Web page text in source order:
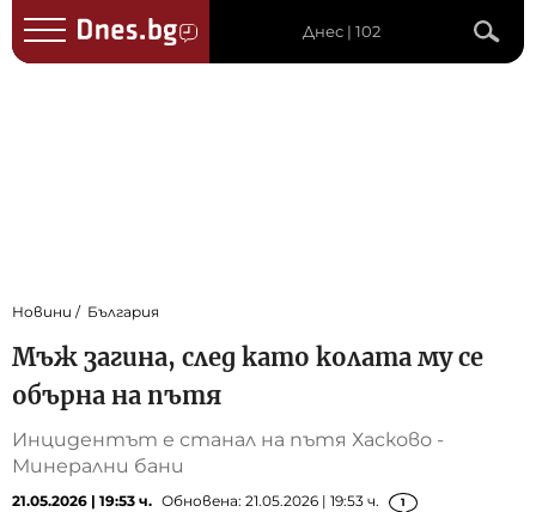
Днес | 102
Новини България
Мъж загина, след като колата му се
обърна на пътя
Инцидентът е станал на пътя Хасково -
Минерални бани
21.05.2026 | 19:53 ч. Обновена: 21.05.2026 | 19:53 ч. 1